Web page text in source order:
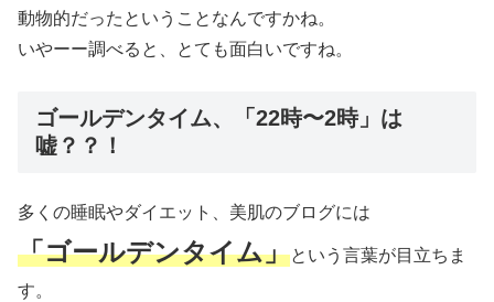
動物的だったということなんですかね。
いやーー調べると、とても面白いですね。
ゴールデンタイム、「22時〜2時」は
嘘？？！
多くの睡眠やダイエット、美肌のブログには
「ゴールデンタイム」という言葉が目立ちま
す。